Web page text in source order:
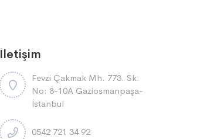
İletişim
Fevzi Çakmak Mh. 773. Sk.
No: 8-10A Gaziosmanpaşa-
İstanbul
0542 721 34 92